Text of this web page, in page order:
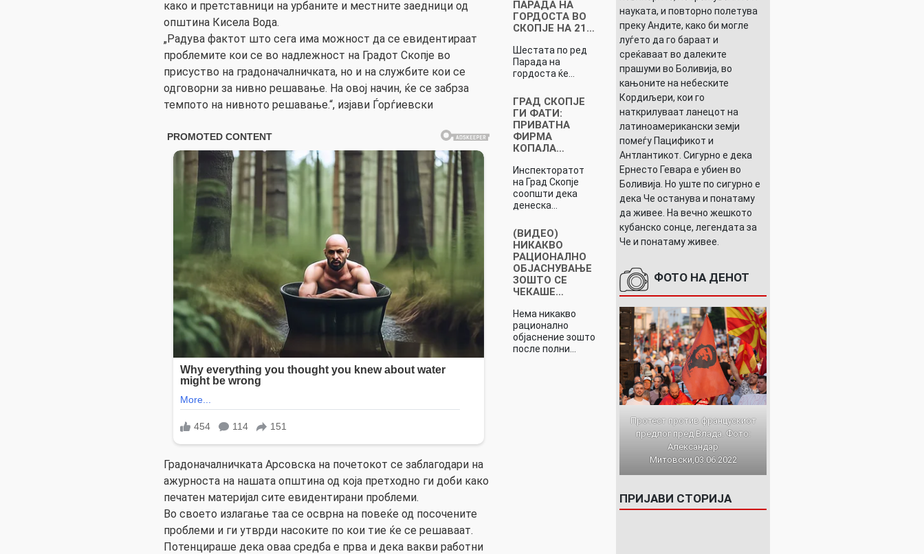
како и претставници на урбаните и местните заедници од
општина Кисела Вода.
„Радува фактот што сега има можност да се евидентираат
проблемите кои се во надлежност на Градот Скопје во
присуство на градоначалничката, но и на службите кои се
одговорни за нивно решавање. На овој начин, ќе се забрза
темпото на нивното решавање.“, изјави Ѓорѓиевски
Градоначалничката Арсовска на почетокот се заблагодари на
ажурноста на нашата општина од која претходно ги доби како
печатен материјал сите евидентирани проблеми.
Во своето излагање таа се осврна на повеќе од посочените
проблеми и ги утврди насоките по кои тие ќе се решаваат.
Потенцираше дека оваа средба е прва и дека вакви работни
ПАРАДА НА
ГОРДОСТА ВО
СКОПЈЕ НА 21…
Шестата по ред
Парада на
гордоста ќе…
ГРАД СКОПЈЕ
ГИ ФАТИ:
ПРИВАТНА
ФИРМА
КОПАЛА…
Инспекторатот
на Град Скопје
соопшти дека
денеска…
(ВИДЕО)
НИКАКВО
РАЦИОНАЛНО
ОБЈАСНУВАЊЕ
ЗОШТО СЕ
ЧЕКАШЕ…
Нема никакво
рационално
објаснение зошто
после полни…
науката, и повторно полетува
преку Андите, како би могле
луѓето да го бараат и
среќаваат во далеките
прашуми во Боливија, во
кањоните на небеските
Кордиљери, кои го
наткрилуваат ланецот на
латиноамерикански земји
помеѓу Пацификот и
Антлантикот. Сигурно е дека
Ернесто Гевара е убиен во
Боливија. Но уште по сигурно е
дека Че останува и понатаму
да живее. На вечно жешкото
кубанско сонце, легендата за
Че и понатаму живее.
ФОТО НА ДЕНОТ
Протест против францускиот
предлог пред Влада. Фото:
Александар
Митовски,03.06.2022
ПРИЈАВИ СТОРИЈА